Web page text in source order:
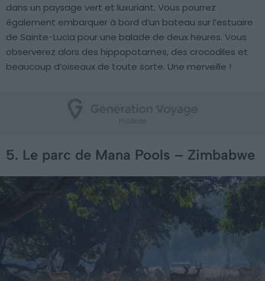
dans un paysage vert et luxuriant. Vous pourrez
également embarquer à bord d’un bateau sur l’estuaire
de Sainte-Lucia pour une balade de deux heures. Vous
observerez alors des hippopotames, des crocodiles et
beaucoup d’oiseaux de toute sorte. Une merveille !
5. Le parc de Mana Pools – Zimbabwe